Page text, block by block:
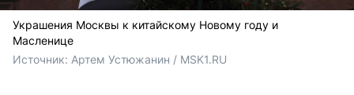
Украшения Москвы к китайскому Новому году и
Масленице
Источник: Артем Устюжанин / MSK1.RU